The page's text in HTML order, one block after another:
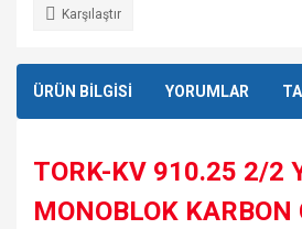
Karşılaştır
ÜRÜN BİLGİSİ YORUMLAR
TORK-KV 910.25 2/2
MONOBLOK KARBON